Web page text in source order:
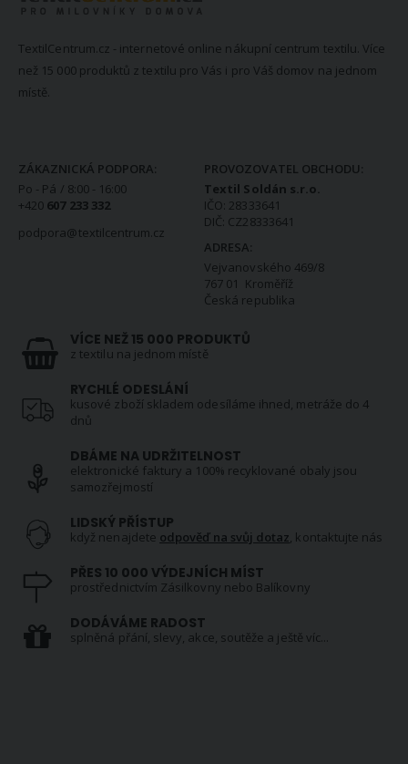
TextilCentrum.cz - internetové online nákupní centrum textilu. Více
než 15 000 produktů z textilu pro Vás i pro Váš domov na jednom
místě.
ZÁKAZNICKÁ PODPORA:
Po - Pá / 8:00 - 16:00
+420 607 233 332
podpora@textilcentrum.cz
PROVOZOVATEL OBCHODU:
Textil Soldán s.r.o.
IČO: 28333641
DIČ: CZ28333641
ADRESA:
Vejvanovského 469/8
767 01 Kroměříž
Česká republika
VÍCE NEŽ 15 000 PRODUKTŮ
z textilu na jednom místě
RYCHLÉ ODESLÁNÍ
kusové zboží skladem odesíláme ihned, metráže do 4
dnů
DBÁME NA UDRŽITELNOST
elektronické faktury a 100% recyklované obaly jsou
samozřejmostí
LIDSKÝ PŘÍSTUP
když nenajdete odpověď na svůj dotaz, kontaktujte nás
PŘES 10 000 VÝDEJNÍCH MÍST
prostřednictvím Zásilkovny nebo Balíkovny
DODÁVÁME RADOST
splněná přání, slevy, akce, soutěže a ještě víc...